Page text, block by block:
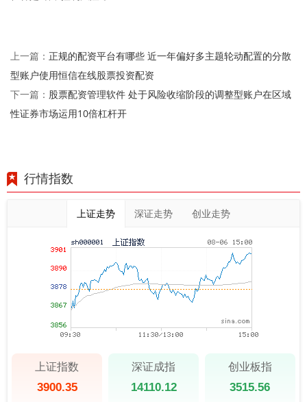
上一篇： 正规的配资平台有哪些 近一年偏好多主题轮动配置的分散
型账户使用恒信在线股票投资配资
下一篇： 股票配资管理软件 处于风险收缩阶段的调整型账户在区域
性证券市场运用10倍杠杆开
行情指数
上证走势 深证走势 创业走势
上证指数
3900.35
深证成指
14110.12
创业板指
3515.56